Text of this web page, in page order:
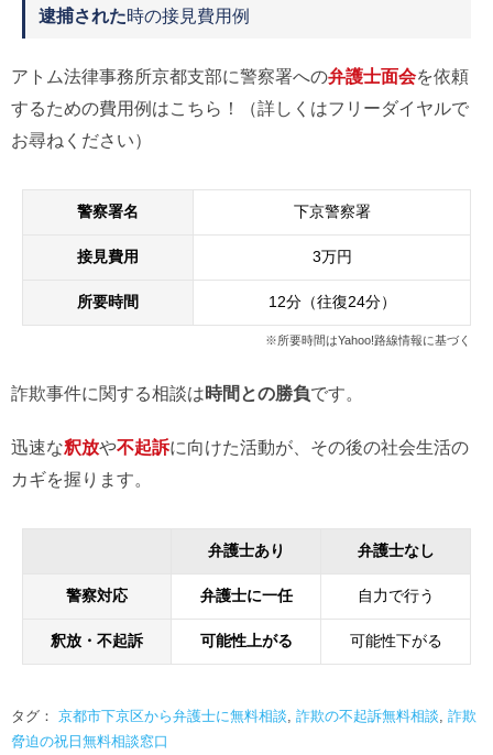
逮捕された時の接見費用例
アトム法律事務所京都支部に警察署への弁護士面会を依頼
するための費用例はこちら！（詳しくはフリーダイヤルで
お尋ねください）
警察署名 下京警察署
接見費用 3万円
所要時間 12分（往復24分）
※所要時間はYahoo!路線情報に基づく
詐欺事件に関する相談は時間との勝負です。
迅速な釈放や不起訴に向けた活動が、その後の社会生活の
カギを握ります。
弁護士あり 弁護士なし
警察対応 弁護士に一任 自力で行う
釈放・不起訴 可能性上がる 可能性下がる
タグ： 京都市下京区から弁護士に無料相談, 詐欺の不起訴無料相談, 詐欺
脅迫の祝日無料相談窓口